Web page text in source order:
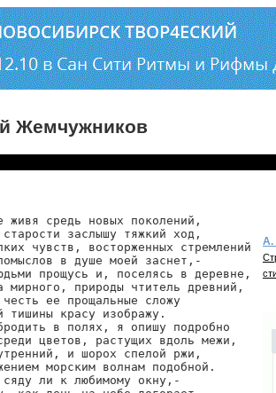
Жемчужников
живя средь новых поколений,
заслышу тяжкий ход,
чувств, восторженных стремлений
в душе моей заснет,-
прощусь и, поселясь в деревне,
мирного, природы чтитель древний,
ее прощальные сложу
тишины красу изображу.
в полях, я опишу подробно
цветов, растущих вдоль межи,
и шорох спелой ржи,
морским волнам подобной.
сяду ли к любимому окну,-
А.